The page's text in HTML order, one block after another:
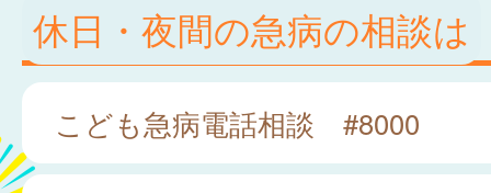
休日・夜間の急病の相談は
こども急病電話相談 #8000